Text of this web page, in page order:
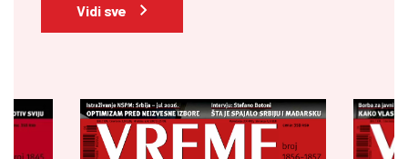
Vidi sve